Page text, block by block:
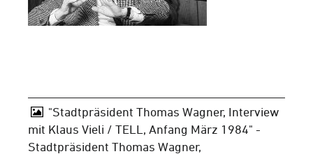
"Stadtpräsident Thomas Wagner, Interview
mit Klaus Vieli / TELL, Anfang März 1984" -
Stadtpräsident Thomas Wagner,